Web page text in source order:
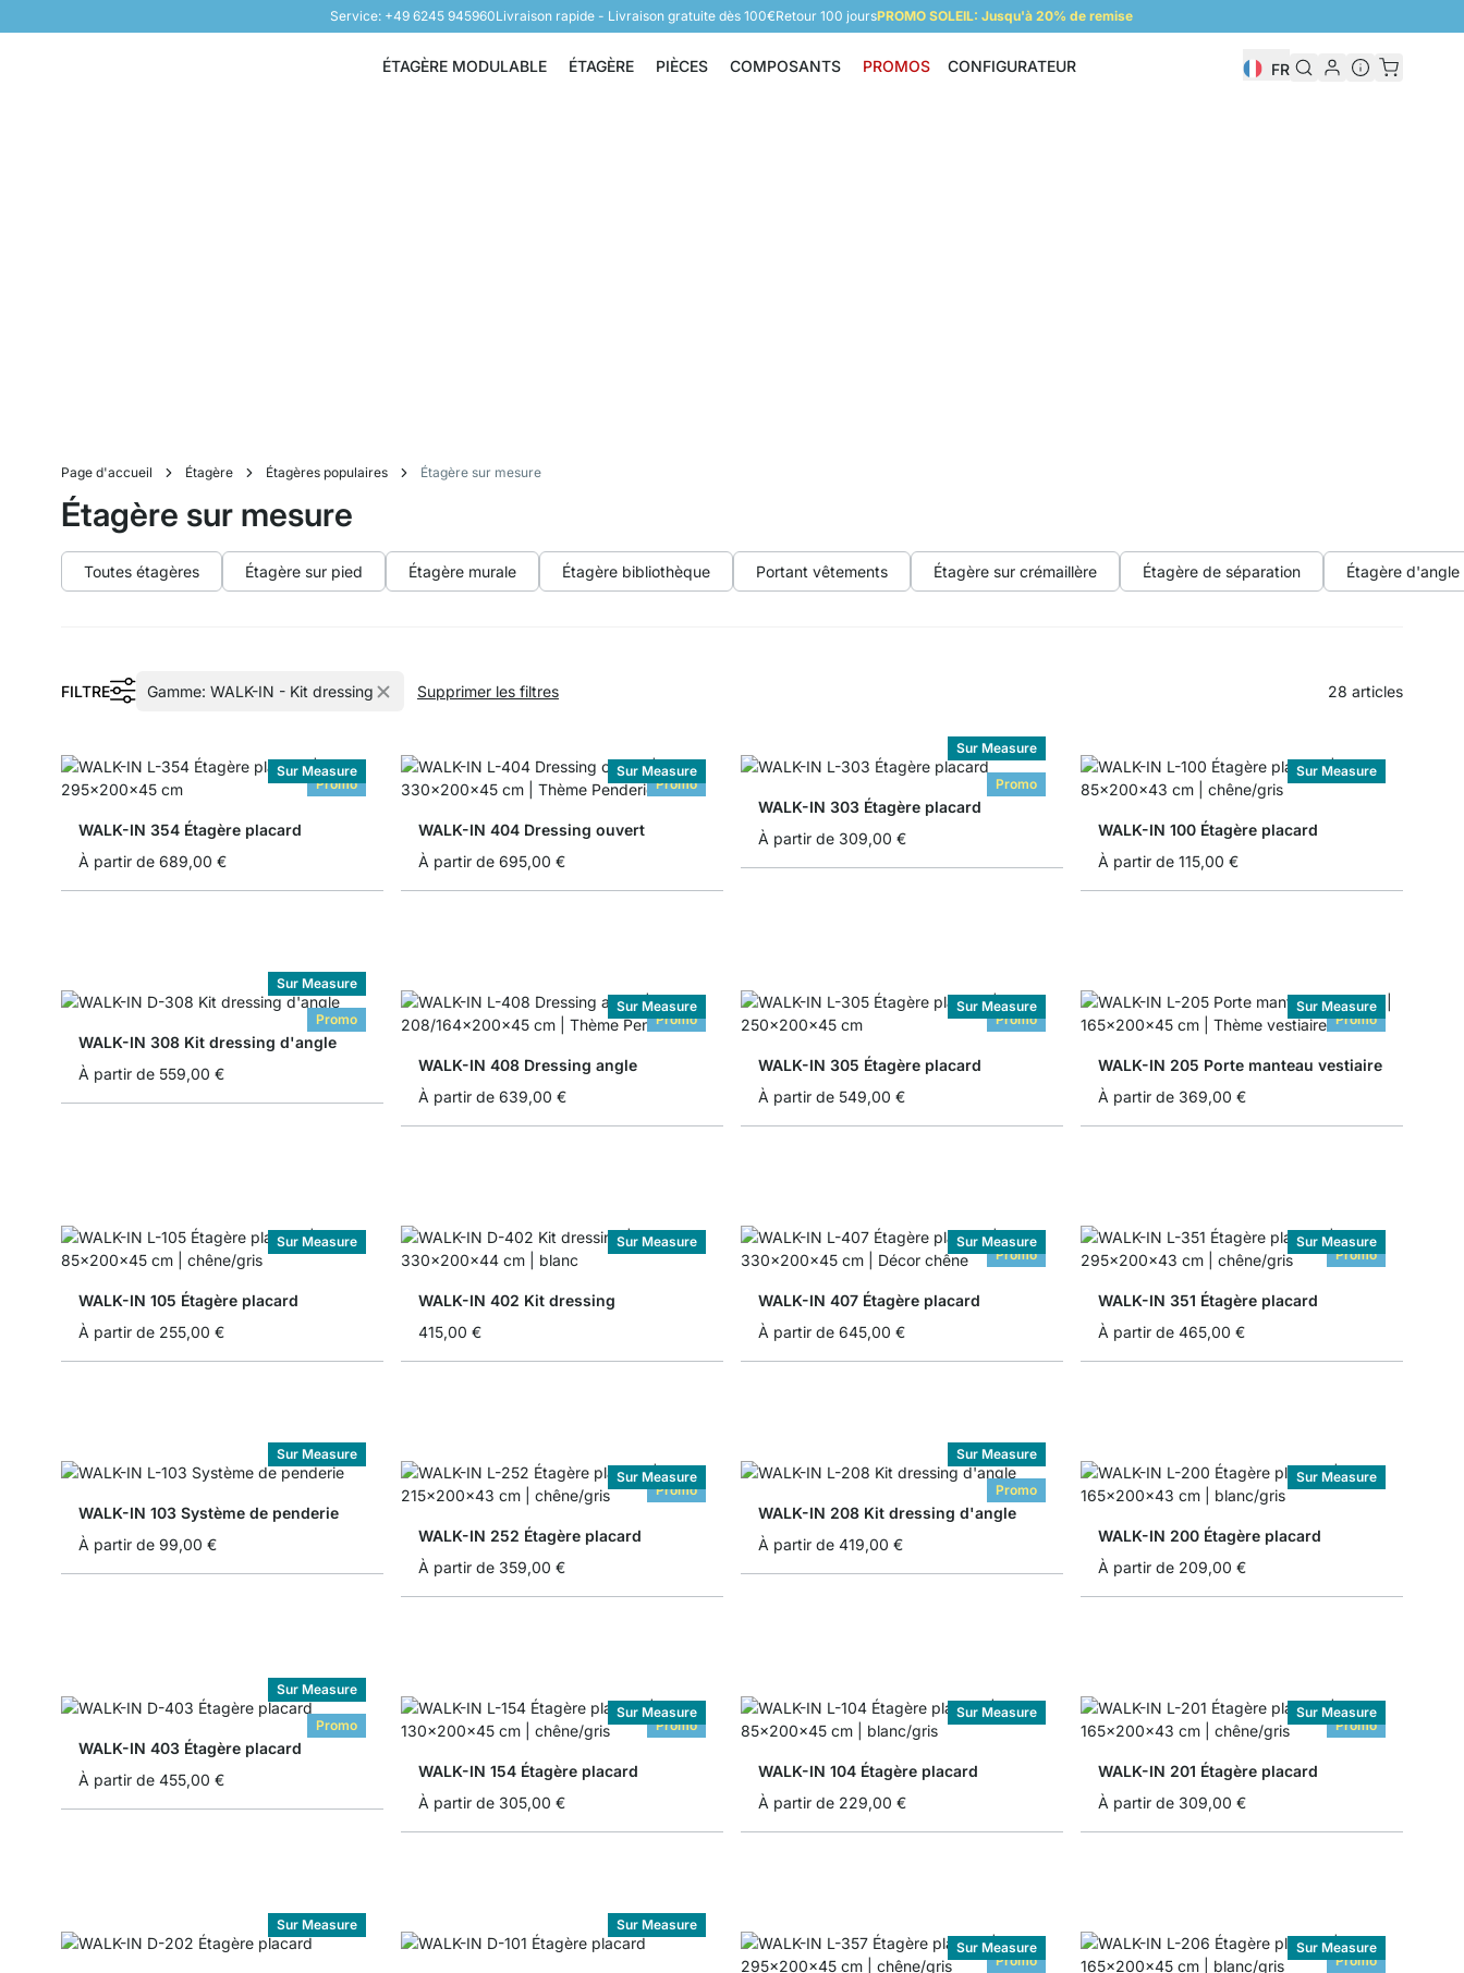
Service: +49 6245 945960Livraison rapide - Livraison gratuite dès 100€Retour 100 joursPROMO SOLEIL: Jusqu'à 20% de remise
ÉTAGÈRE MODULABLE
Étagère modulable
ÉTAGÈRE
Étagère
PIÈCES
Pièces
COMPOSANTS
Composants
PROMOS CONFIGURATEUR FR
Page d'accueil Étagère Étagères populaires Étagère sur mesure
Étagère sur mesure
Toutes étagères Étagère sur pied Étagère murale Étagère bibliothèque Portant vêtements Étagère sur crémaillère Étagère de séparation Étagère d'angle
FILTRE Gamme: WALK-IN - Kit dressing Supprimer les filtres 28 articles
Promo
Sur Measure
WALK-IN 354 Étagère placard
À partir de 689,00 €
Promo
Sur Measure
WALK-IN 404 Dressing ouvert
À partir de 695,00 €
Promo
Sur Measure
WALK-IN 303 Étagère placard
À partir de 309,00 €
Sur Measure
WALK-IN 100 Étagère placard
À partir de 115,00 €
Promo
Sur Measure
WALK-IN 308 Kit dressing d'angle
À partir de 559,00 €
Promo
Sur Measure
WALK-IN 408 Dressing angle
À partir de 639,00 €
Promo
Sur Measure
WALK-IN 305 Étagère placard
À partir de 549,00 €
Promo
Sur Measure
WALK-IN 205 Porte manteau vestiaire
À partir de 369,00 €
Sur Measure
WALK-IN 105 Étagère placard
À partir de 255,00 €
Sur Measure
WALK-IN 402 Kit dressing
415,00 €
Promo
Sur Measure
WALK-IN 407 Étagère placard
À partir de 645,00 €
Promo
Sur Measure
WALK-IN 351 Étagère placard
À partir de 465,00 €
Sur Measure
WALK-IN 103 Système de penderie
À partir de 99,00 €
Promo
Sur Measure
WALK-IN 252 Étagère placard
À partir de 359,00 €
Promo
Sur Measure
WALK-IN 208 Kit dressing d'angle
À partir de 419,00 €
Sur Measure
WALK-IN 200 Étagère placard
À partir de 209,00 €
Promo
Sur Measure
WALK-IN 403 Étagère placard
À partir de 455,00 €
Promo
Sur Measure
WALK-IN 154 Étagère placard
À partir de 305,00 €
Sur Measure
WALK-IN 104 Étagère placard
À partir de 229,00 €
Promo
Sur Measure
WALK-IN 201 Étagère placard
À partir de 309,00 €
Sur Measure Sur Measure
Promo
Sur Measure
Promo
Sur Measure